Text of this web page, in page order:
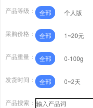
产品等级： 全部 个人版
采购价格： 全部 1~20元
产品重量： 全部 0-100g
发货时间： 全部 0~2天
产品搜索：